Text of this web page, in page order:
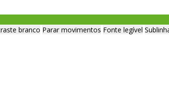
branco Parar movimentos Fonte legível